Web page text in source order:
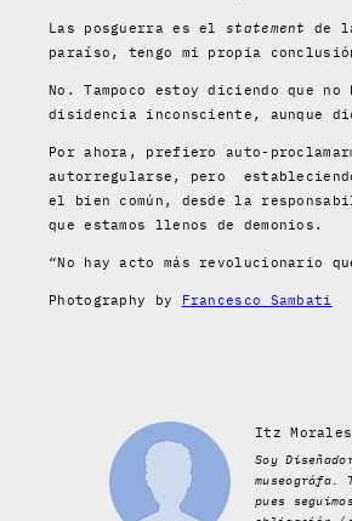
Las posguerra es el statement de
paraíso, tengo mi propia
No. Tampoco estoy diciendo que
disidencia inconsciente, aunque
Por ahora, prefiero auto-
autorregularse, pero
el bien común, desde la
que estamos llenos de demonios.
“No hay acto más revolucionario
Photography by Francesco Sambati
Itz Morales
Soy
museográfa.
pues